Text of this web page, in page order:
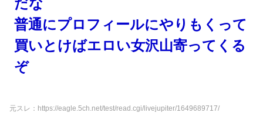
だな
普通にプロフィールにやりもくって
買いとけばエロい女沢山寄ってくる
ぞ
元スレ：https://eagle.5ch.net/test/read.cgi/livejupiter/1649689717/